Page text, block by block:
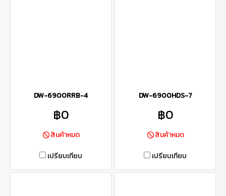
DW-6900RRB-4
฿0
สินค้าหมด
เปรียบเทียบ
DW-6900HDS-7
฿0
สินค้าหมด
เปรียบเทียบ